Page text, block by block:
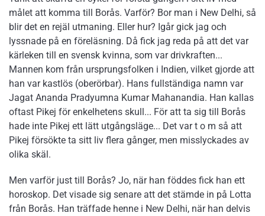
målet att komma till Borås. Varför? Bor man i New Delhi, så
blir det en rejäl utmaning. Eller hur? Igår gick jag och
lyssnade på en föreläsning. Då fick jag reda på att det var
kärleken till en svensk kvinna, som var drivkraften...
Mannen kom från ursprungsfolken i Indien, vilket gjorde att
han var kastlös (oberörbar). Hans fullständiga namn var
Jagat Ananda Pradyumna Kumar Mahanandia. Han kallas
oftast Pikej för enkelhetens skull... För att ta sig till Borås
hade inte Pikej ett lätt utgångsläge... Det var t o m så att
Pikej försökte ta sitt liv flera gånger, men misslyckades av
olika skäl.
Men varför just till Borås? Jo, när han föddes fick han ett
horoskop. Det visade sig senare att det stämde in på Lotta
från Borås. Han träffade henne i New Delhi, när han delvis